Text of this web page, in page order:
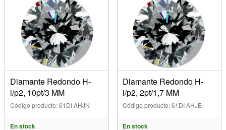
Diamante Redondo H-
i/p2, 10pt/3 MM
Código producto: 61DI AHJN
En stock
Diamante Redondo H-
i/p2, 2pt/1,7 MM
Código producto: 61DI AHJE
En stock